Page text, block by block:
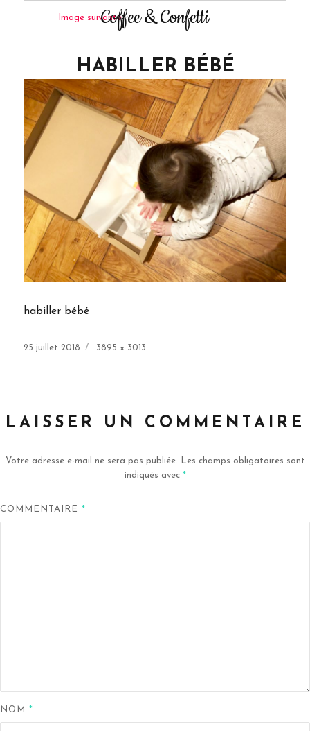
Coffee & Confetti
Image suivante
HABILLER BÉBÉ
habiller bébé
Publié
25 juillet 2018
Taille
3895 × 3013
LAISSER UN COMMENTAIRE
Votre adresse e-mail ne sera pas publiée.
Les champs obligatoires sont
indiqués avec *
COMMENTAIRE *
NOM *